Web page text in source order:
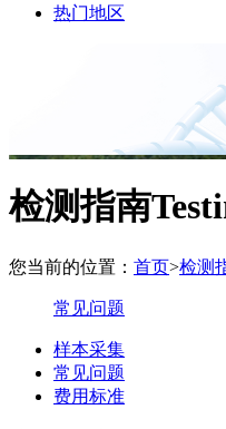
热门地区
检测指南
您当前的位置： 首页>检测
常见问题
样本采集
常见问题
费用标准